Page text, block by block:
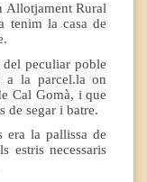
Allotjament Rural
tenim la casa de
del peculiar poble
a la parcel.la on
Cal Gomà, i que
de segar i batre.
era la pallissa de
estris necessaris